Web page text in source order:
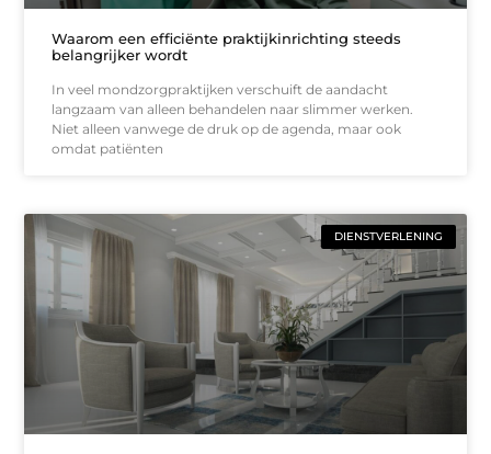
Waarom een efficiënte praktijkinrichting steeds
belangrijker wordt
In veel mondzorgpraktijken verschuift de aandacht
langzaam van alleen behandelen naar slimmer werken.
Niet alleen vanwege de druk op de agenda, maar ook
omdat patiënten
DIENSTVERLENING